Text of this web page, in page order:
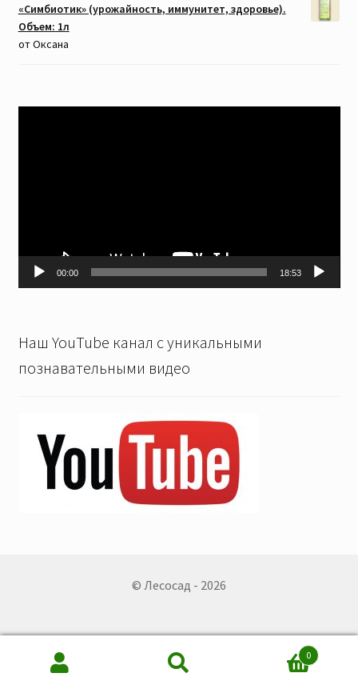
«Симбиотик» (урожайность, иммунитет, здоровье).
Объем: 1л
от Оксана
00:00 18:53
Наш YouTube канал с уникальными
познавательными видео
© Лесосад - 2026
0